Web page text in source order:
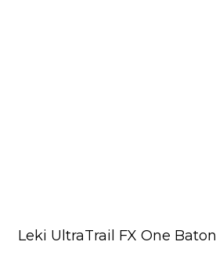
Leki UltraTrail FX One Baton